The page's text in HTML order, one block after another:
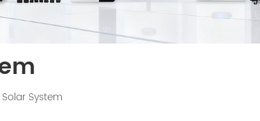
System